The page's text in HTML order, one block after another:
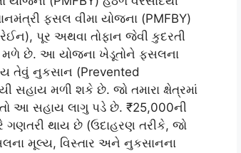
ફસલ વીમા યોજના (PMFBY)
પૂર અથવા તોફાન જેવી કુદરતી
મળે છે. આ યોજના ખેડૂતોને ફસલના
તેવું નુકસાન (Prevented
સહાય મળી શકે છે. જો તમારા ક્ષેત્રમાં
તો આ સહાય લાગુ પડે છે. ₹25,000ની
ગણતરી થાય છે (ઉદાહરણ તરીકે, જો
મૂલ્ય, વિસ્તાર અને નુકસાનના